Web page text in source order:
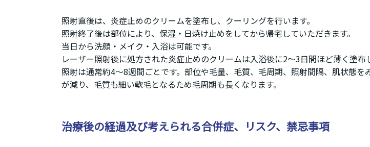
照射直後は、炎症止めのクリームを塗布し、クーリングを行います。
照射終了後は部位により、保湿・日焼け止めをしてから帰宅していただきます。
当日から洗顔・メイク・入浴は可能です。
レーザー照射後に処方された炎症止めのクリームは入浴後に2～3日間ほど薄く塗布
照射は通常約4～8週間ごとです。部位や毛量、毛質、毛周期、照射間隔、肌状態
が減り、毛質も細い軟毛となるため毛周期も長くなります。
治療後の経過及び考えられる合併症、リスク、禁忌事項